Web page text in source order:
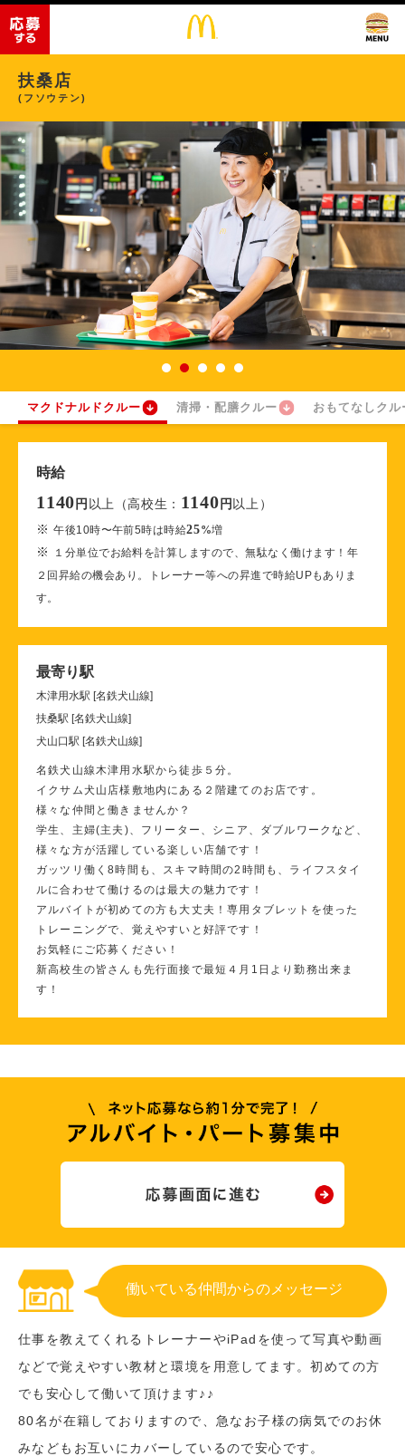
扶桑店
(フソウテン)
マクドナルドクルー 清掃・配膳クルー おもてなしクル
時給
1140 円 以上（高校生： 1140 円 以上）
※午後10時〜午前5時は時給25%増
※
１分単位でお給料を計算しますので、無駄なく働けます！年
２回昇給の機会あり。トレーナー等への昇進で時給UPもありま
す。
最寄り駅
木津用水駅 [名鉄犬山線]
扶桑駅 [名鉄犬山線]
犬山口駅 [名鉄犬山線]
名鉄犬山線木津用水駅から徒歩５分。
イクサム犬山店様敷地内にある２階建てのお店です。
様々な仲間と働きませんか？
学生、主婦(主夫)、フリーター、シニア、ダブルワークなど、
様々な方が活躍している楽しい店舗です！
ガッツリ働く8時間も、スキマ時間の2時間も、ライフスタイ
ルに合わせて働けるのは最大の魅力です！
アルバイトが初めての方も大丈夫！専用タブレットを使った
トレーニングで、覚えやすいと好評です！
お気軽にご応募ください！
新高校生の皆さんも先行面接で最短４月1日より勤務出来ま
す！
働いている仲間からのメッセージ
仕事を教えてくれるトレーナーやiPadを使って写真や動画
などで覚えやすい教材と環境を用意してます。初めての方
でも安心して働いて頂けます♪♪
80名が在籍しておりますので、急なお子様の病気でのお休
みなどもお互いにカバーしているので安心です。